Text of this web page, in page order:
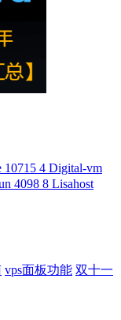
10715 4 Digital-vm
4098 8 Lisahost
vps面板功能 双十一